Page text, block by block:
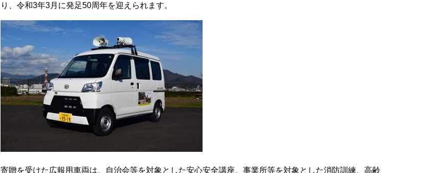
り、令和3年3月に発足50周年を迎えられます。
寄贈を受けた広報用車両は、自治会等を対象とした安心安全講座、事業所等を対象とした消防訓練、高齢